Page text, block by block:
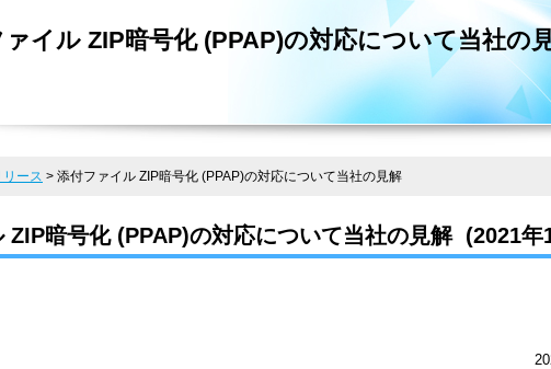
イル ZIP暗号化 (PPAP)の対応について当社の
リース > 添付ファイル ZIP暗号化 (PPAP)の対応について当社の見解
ZIP暗号化 (PPAP)の対応について当社の見解 (2021年
スリリース